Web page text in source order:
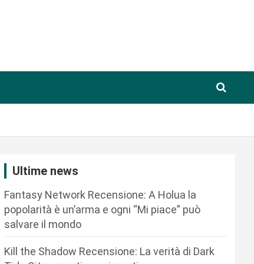
Ultime news
Fantasy Network Recensione: A Holua la
popolarità è un’arma e ogni “Mi piace” può
salvare il mondo
Kill the Shadow Recensione: La verità di Dark